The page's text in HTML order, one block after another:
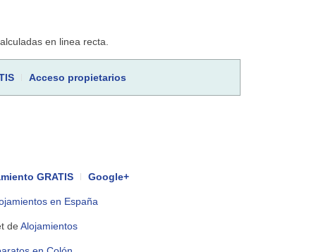
en linea recta.
Acceso propietarios
GRATIS Google+
en España
deAlojamientos